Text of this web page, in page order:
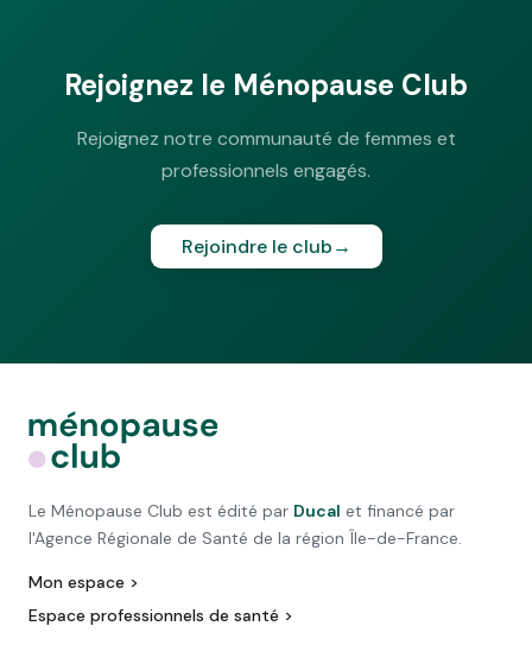
Rejoignez le Ménopause Club
Rejoignez notre communauté de femmes et
professionnels engagés.
Rejoindre le club→
Le Ménopause Club est édité par Ducal et financé par
l'Agence Régionale de Santé de la région Île-de-France.
Mon espace >
Espace professionnels de santé >